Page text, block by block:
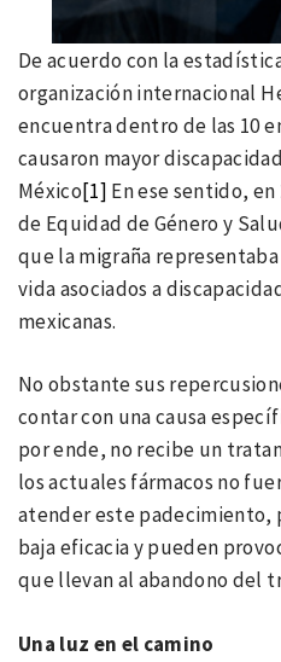
De acuerdo con la
organización internacional
encuentra dentro de las 10
causaron mayor
México[1] En ese sentido,
de Equidad de Género y
que la migraña
vida asociados a
mexicanas.
No obstante sus
contar con una causa
por ende, no recibe un
los actuales fármacos no
atender este padecimiento,
baja eficacia y pueden
que llevan al abandono del
Una luz en el camino